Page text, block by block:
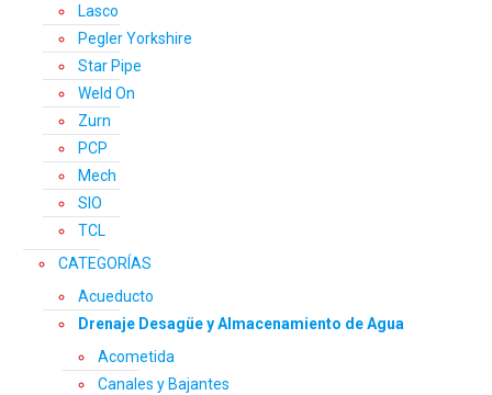
Lasco
Pegler Yorkshire
Star Pipe
Weld On
Zurn
PCP
Mech
SIO
TCL
CATEGORÍAS
Acueducto
Drenaje Desagüe y Almacenamiento de Agua
Acometida
Canales y Bajantes